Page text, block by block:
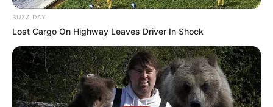
BUZZ DAY
Lost Cargo On Highway Leaves Driver In Shock